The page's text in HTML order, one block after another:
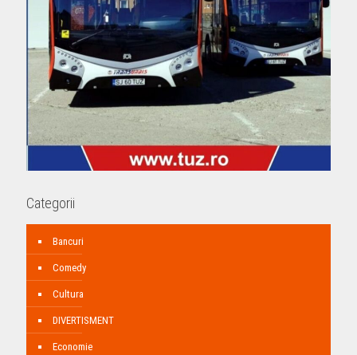
Categorii
Bancuri
Comedy
Cultura
DIVERTISMENT
Economie